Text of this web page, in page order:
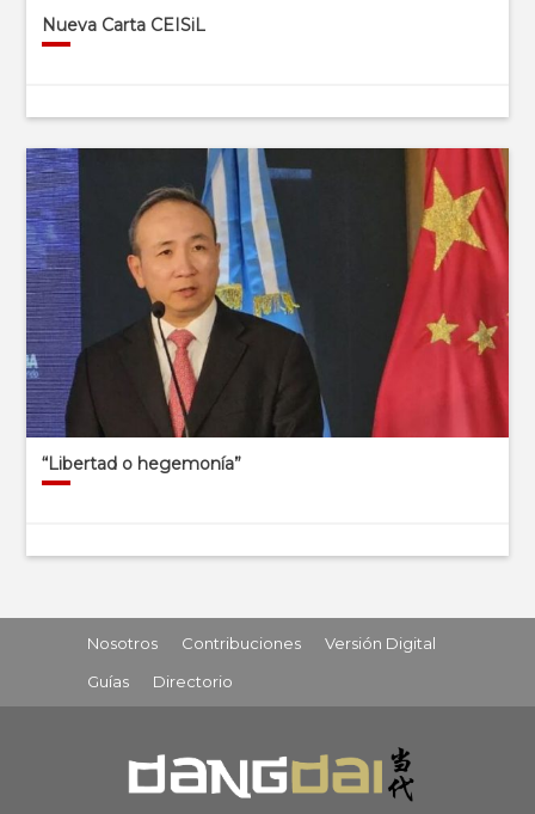
Nueva Carta CEISiL
“Libertad o hegemonía”
Nosotros Contribuciones
Versión Digital
Guías
Directorio